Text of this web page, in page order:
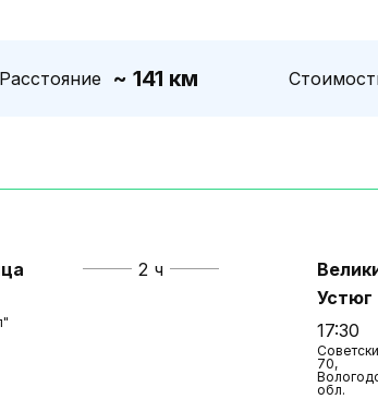
Расстояние ~ 141 км
2 ч
Устюг
17:30
70,
обл.